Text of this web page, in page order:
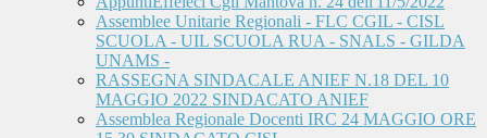
Assemblee Unitarie Regionali - FLC CGIL - CISL
SCUOLA - UIL SCUOLA RUA - SNALS - GILDA
UNAMS -
RASSEGNA SINDACALE ANIEF N.18 DEL 10
MAGGIO 2022 SINDACATO ANIEF
Assemblea Regionale Docenti IRC 24 MAGGIO ORE